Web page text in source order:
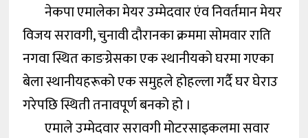
नेकपा एमालेका मेयर उम्मेदवार एंव निवर्तमान मेयर
विजय सरावगी, चुनावी दौरानका क्रममा सोमवार राति
नगवा स्थित काङग्रेसका एक स्थानीयको घरमा गएका
बेला स्थानीयहरूको एक समुहले होहल्ला गर्दै घर घेराउ
गरेपछि स्थिती तनावपूर्ण बनको हो ।
एमाले उम्मेदवार सरावगी मोटरसाइकलमा सवार